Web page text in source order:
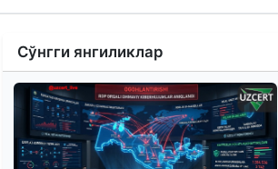
Сўнгги янгиликлар